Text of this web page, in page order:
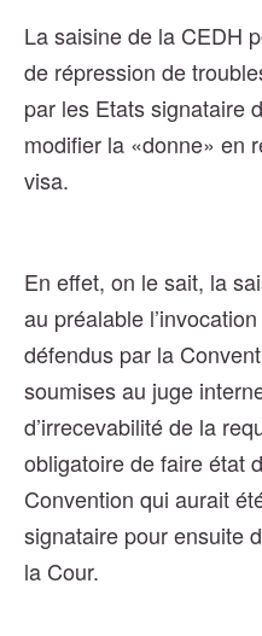
La saisine de la CEDH
de répression de
par les Etats signataire
modifier la «donne» en
visa.
En effet, on le sait, la
au préalable
défendus par la
soumises au juge
d’irrecevabilité de la
obligatoire de faire état
Convention qui aurait
signataire pour ensuite
la Cour.